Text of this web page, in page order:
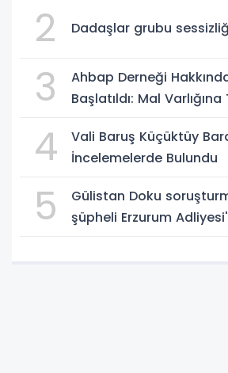
2 Dadaşlar grubu
3
Ahbap Derneği
Başlatıldı: Mal
4
Vali Baruş Küçüktüy
İncelemelerde Bulundu
5
Gülistan Doku
şüpheli Erzurum